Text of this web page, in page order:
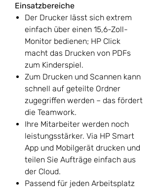
Einsatzbereiche
Der Drucker lässt sich extrem
einfach über einen 15,6-Zoll-
Monitor bedienen; HP Click
macht das Drucken von PDFs
zum Kinderspiel.
Zum Drucken und Scannen kann
schnell auf geteilte Ordner
zugegriffen werden – das fördert
die Teamwork.
Ihre Mitarbeiter werden noch
leistungsstärker. Via HP Smart
App und Mobilgerät drucken und
teilen Sie Aufträge einfach aus
der Cloud.
Passend für jeden Arbeitsplatz